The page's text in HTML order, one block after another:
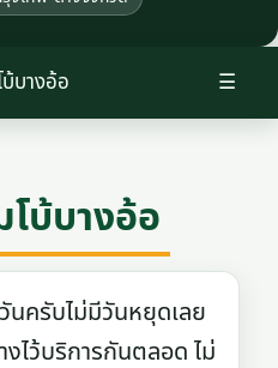
☰
บางอ้อ
บ้บางอ้อ
ครับไม่มีวันหยุดเลย
ไว้บริการกันตลอด ไม่